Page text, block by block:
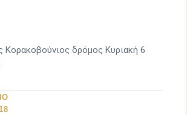
δρόμος Κυριακή 6